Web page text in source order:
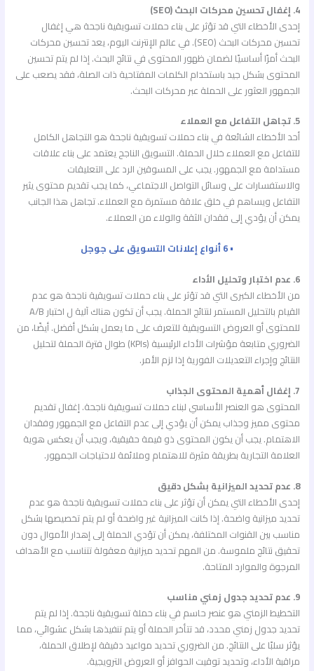
4. إغفال تحسين محركات البحث (SEO)
إحدى الأخطاء التي قد تؤثر على بناء حملات تسويقية ناجحة هي إغفال
تحسين محركات البحث (SEO). في عالم الإنترنت اليوم، يعد تحسين محركات
البحث أمرًا أساسيًا لضمان ظهور المحتوى في نتائج البحث. إذا لم يتم تحسين
المحتوى بشكل جيد باستخدام الكلمات المفتاحية ذات الصلة، فقد يصعب على
الجمهور العثور على الحملة عبر محركات البحث.
5. تجاهل التفاعل مع العملاء
أحد الأخطاء الشائعة في بناء حملات تسويقية ناجحة هو التجاهل الكامل
للتفاعل مع العملاء خلال الحملة. التسويق الناجح يعتمد على بناء علاقات
مستدامة مع الجمهور. يجب على المسوقين الرد على التعليقات
والاستفسارات على وسائل التواصل الاجتماعي، كما يجب تقديم محتوى يثير
التفاعل ويساهم في خلق علاقة مستمرة مع العملاء. تجاهل هذا الجانب
يمكن أن يؤدي إلى فقدان الثقة والولاء من العملاء.
• 6 أنواع إعلانات التسويق على جوجل
6. عدم اختبار وتحليل الأداء
من الأخطاء الكبرى التي قد تؤثر على بناء حملات تسويقية ناجحة هو عدم
القيام بالتحليل المستمر لنتائج الحملة. يجب أن تكون هناك آلية ل اختبار A/B
للمحتوى أو العروض التسويقية للتعرف على ما يعمل بشكل أفضل. أيضًا، من
الضروري متابعة مؤشرات الأداء الرئيسية (KPIs) طوال فترة الحملة لتحليل
النتائج وإجراء التعديلات الفورية إذا لزم الأمر.
7. إغفال أهمية المحتوى الجذاب
المحتوى هو العنصر الأساسي لبناء حملات تسويقية ناجحة. إغفال تقديم
محتوى مميز وجذاب يمكن أن يؤدي إلى عدم التفاعل مع الجمهور وفقدان
الاهتمام. يجب أن يكون المحتوى ذو قيمة حقيقية، ويجب أن يعكس هوية
العلامة التجارية بطريقة مثيرة للاهتمام وملائمة لاحتياجات الجمهور.
8. عدم تحديد الميزانية بشكل دقيق
إحدى الأخطاء التي يمكن أن تؤثر على بناء حملات تسويقية ناجحة هو عدم
تحديد ميزانية واضحة. إذا كانت الميزانية غير واضحة أو لم يتم تخصيصها بشكل
مناسب بين القنوات المختلفة، يمكن أن تؤدي الحملة إلى إهدار الأموال دون
تحقيق نتائج ملموسة. من المهم تحديد ميزانية معقولة تتناسب مع الأهداف
المرجوة والموارد المتاحة.
9. عدم تحديد جدول زمني مناسب
التخطيط الزمني هو عنصر حاسم في بناء حملة تسويقية ناجحة. إذا لم يتم
تحديد جدول زمني محدد، قد تتأخر الحملة أو يتم تنفيذها بشكل عشوائي، مما
يؤثر سلبًا على النتائج. من الضروري تحديد مواعيد دقيقة لإطلاق الحملة،
مراقبة الأداء، وتحديد توقيت الحوافز أو العروض الترويجية.